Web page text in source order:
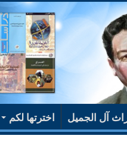
آل الجميل اخترتها لكم